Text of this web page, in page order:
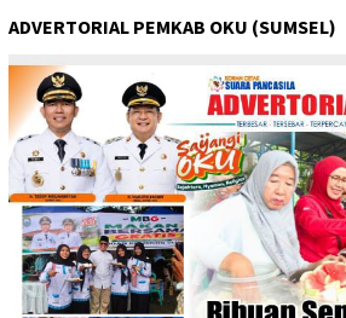
ADVERTORIAL PEMKAB OKU (SUMSEL)